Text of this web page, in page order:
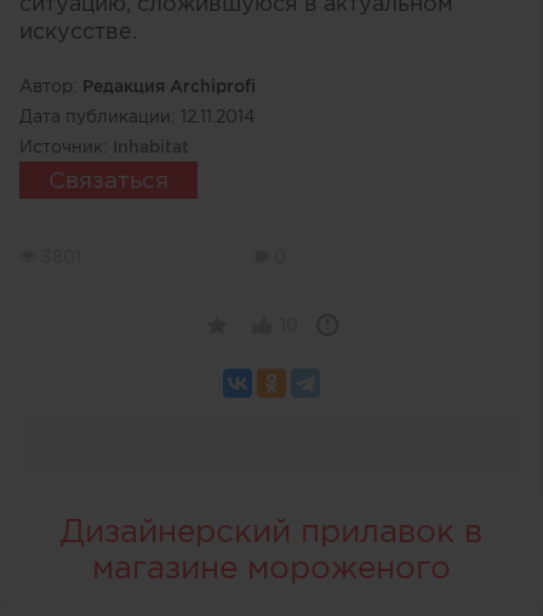
искусстве.
Автор: Редакция Archiprofi
Дата публикации: 12.11.2014
Источник: Inhabitat
Связаться
Дизайнерский прилавок в
магазине мороженого